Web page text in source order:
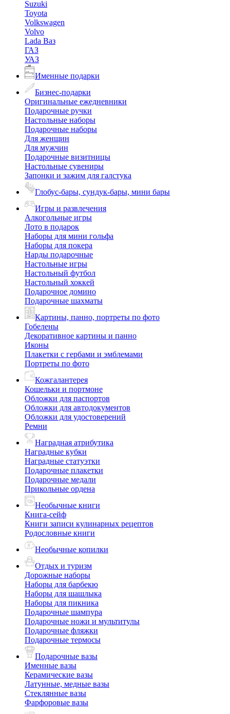
Suzuki
Toyota
Volkswagen
Volvo
Lada Ваз
ГАЗ
УАЗ
Именные подарки
Бизнес-подарки
Оригинальные ежедневники
Подарочные ручки
Настольные наборы
Подарочные наборы
Для женщин
Для мужчин
Подарочные визитницы
Настольные сувениры
Запонки и зажим для галстука
Глобус-бары, сундук-бары, мини бары
Игры и развлечения
Алкогольные игры
Лото в подарок
Наборы для мини гольфа
Наборы для покера
Нарды подарочные
Настольные игры
Настольный футбол
Настольный хоккей
Подарочное домино
Подарочные шахматы
Картины, панно, портреты по фото
Гобелены
Декоративное картины и панно
Иконы
Плакетки с гербами и эмблемами
Портреты по фото
Кожгалантерея
Кошельки и портмоне
Обложки для паспортов
Обложки для автодокументов
Обложки для удостоверений
Ремни
Наградная атрибутика
Наградные кубки
Наградные статуэтки
Подарочные плакетки
Подарочные медали
Прикольные ордена
Необычные книги
Книга-сейф
Книги записи кулинарных рецептов
Родословные книги
Необычные копилки
Отдых и туризм
Дорожные наборы
Наборы для барбекю
Наборы для шашлыка
Наборы для пикника
Подарочные шампура
Подарочные ножи и мультитулы
Подарочные фляжки
Подарочные термосы
Подарочные вазы
Именные вазы
Керамические вазы
Латунные, медные вазы
Стеклянные вазы
Фарфоровые вазы